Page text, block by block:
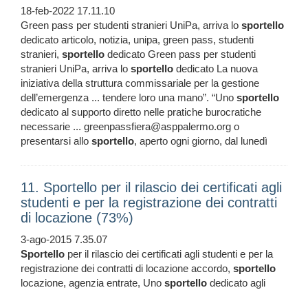
18-feb-2022 17.11.10
Green pass per studenti stranieri UniPa, arriva lo sportello
dedicato articolo, notizia, unipa, green pass, studenti
stranieri, sportello dedicato Green pass per studenti
stranieri UniPa, arriva lo sportello dedicato La nuova
iniziativa della struttura commissariale per la gestione
dell’emergenza ... tendere loro una mano”. “Uno sportello
dedicato al supporto diretto nelle pratiche burocratiche
necessarie ... greenpassfiera@asppalermo.org o
presentarsi allo sportello, aperto ogni giorno, dal lunedì
11. Sportello per il rilascio dei certificati agli
studenti e per la registrazione dei contratti
di locazione (73%)
3-ago-2015 7.35.07
Sportello per il rilascio dei certificati agli studenti e per la
registrazione dei contratti di locazione accordo, sportello
locazione, agenzia entrate, Uno sportello dedicato agli